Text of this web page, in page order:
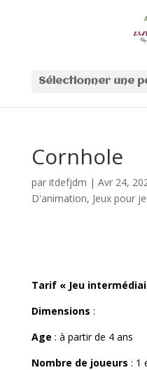
Sélectionner une
Cornhole
par itdefjdm | Avr 24,
D'animation, Jeux pour
Tarif « Jeu
Dimensions :
Age : à partir de 4 ans
Nombre de joueurs : 1